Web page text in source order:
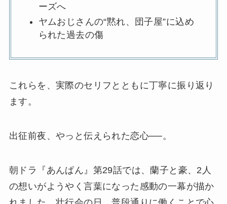
ーズへ
ヤムおじさんの“黙れ、団子屋”に込め
られた過去の傷
これらを、実際のセリフとともに丁寧に振り返り
ます。
出征前夜、やっと伝えられた恋心──。
朝ドラ『あんぱん』第29話では、蘭子と豪、2人
の想いがようやく言葉になった感動の一幕が描か